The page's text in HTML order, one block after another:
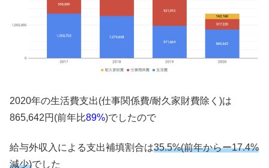
2020年の生活費支出(仕事関係費/耐久家財費除く)は
865,642円(前年比89%)でしたので
給与外収入による支出補填割合は35.5%(前年からー17.4%
減少)でした